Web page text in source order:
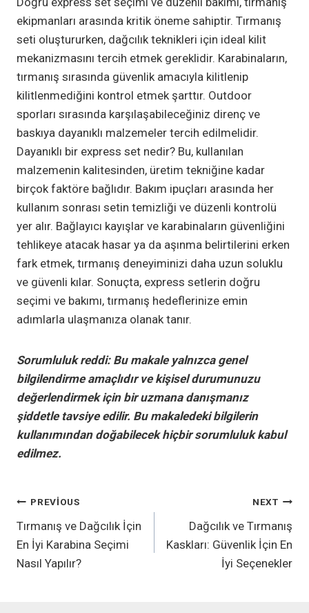
ekipmanları arasında kritik öneme sahiptir. Tırmanış
seti oluştururken, dağcılık teknikleri için ideal kilit
mekanizmasını tercih etmek gereklidir. Karabinaların,
tırmanış sırasında güvenlik amacıyla kilitlenip
kilitlenmediğini kontrol etmek şarttır. Outdoor
sporları sırasında karşılaşabileceğiniz direnç ve
baskıya dayanıklı malzemeler tercih edilmelidir.
Dayanıklı bir express set nedir? Bu, kullanılan
malzemenin kalitesinden, üretim tekniğine kadar
birçok faktöre bağlıdır. Bakım ipuçları arasında her
kullanım sonrası setin temizliği ve düzenli kontrolü
yer alır. Bağlayıcı kayışlar ve karabinaların güvenliğini
tehlikeye atacak hasar ya da aşınma belirtilerini erken
fark etmek, tırmanış deneyiminizi daha uzun soluklu
ve güvenli kılar. Sonuçta, express setlerin doğru
seçimi ve bakımı, tırmanış hedeflerinize emin
adımlarla ulaşmanıza olanak tanır.
Sorumluluk reddi: Bu makale yalnızca genel
bilgilendirme amaçlıdır ve kişisel durumunuzu
değerlendirmek için bir uzmana danışmanız
şiddetle tavsiye edilir. Bu makaledeki bilgilerin
kullanımından doğabilecek hiçbir sorumluluk kabul
edilmez.
YAZI
GEZINMESI
PREVIOUS
Tırmanış ve Dağcılık İçin
En İyi Karabina Seçimi
Nasıl Yapılır?
NEXT
Dağcılık ve Tırmanış
Kaskları: Güvenlik İçin En
İyi Seçenekler